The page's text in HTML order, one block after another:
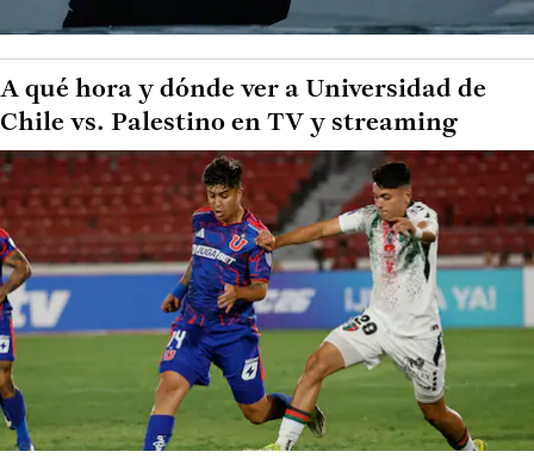
A qué hora y dónde ver a Universidad de
Chile vs. Palestino en TV y streaming